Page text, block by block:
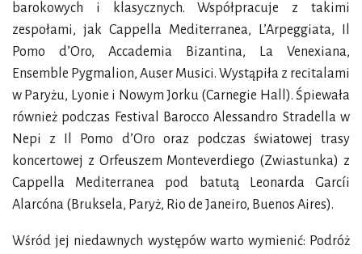
barokowych i klasycznych. Współpracuje z takimi
zespołami, jak Cappella Mediterranea, L’Arpeggiata, Il
Pomo d’Oro, Accademia Bizantina, La Venexiana,
Ensemble Pygmalion, Auser Musici. Wystąpiła z recitalami
w Paryżu, Lyonie i Nowym Jorku (Carnegie Hall). Śpiewała
również podczas Festival Barocco Alessandro Stradella w
Nepi z Il Pomo d’Oro oraz podczas światowej trasy
koncertowej z Orfeuszem Monteverdiego (Zwiastunka) z
Cappella Mediterranea pod batutą Leonarda Garcíi
Alarcóna (Bruksela, Paryż, Rio de Janeiro, Buenos Aires).
Wśród jej niedawnych występów warto wymienić: Podróż